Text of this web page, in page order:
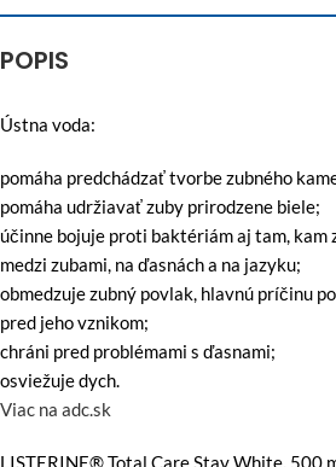
POPIS
Ústna voda:
pomáha predchádzať tvorbe zubného
pomáha udržiavať zuby prirodzene biele;
účinne bojuje proti baktériám aj tam, kam
medzi zubami, na ďasnách a na jazyku;
obmedzuje zubný povlak, hlavnú príčinu
pred jeho vznikom;
chráni pred problémami s ďasnami;
osviežuje dych.
Viac na adc.sk
LISTERINE® Total Care Stay White, 500